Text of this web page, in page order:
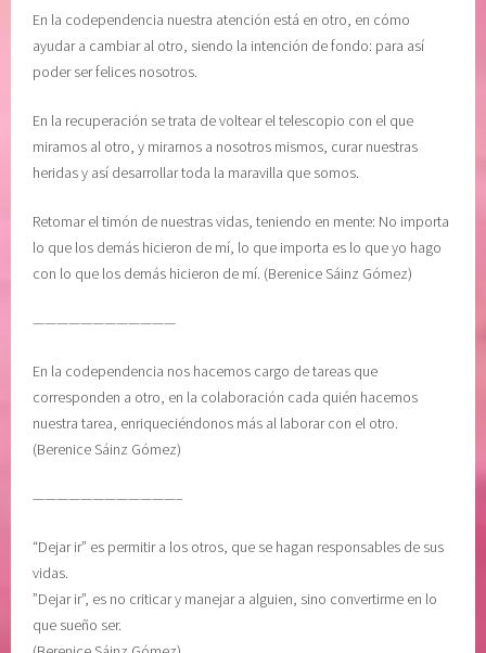
En la codependencia nuestra atención está en otro, en cómo
ayudar a cambiar al otro, siendo la intención de fondo: para así
poder ser felices nosotros.
En la recuperación se trata de voltear el telescopio con el que
miramos al otro, y mirarnos a nosotros mismos, curar nuestras
heridas y así desarrollar toda la maravilla que somos.
Retomar el timón de nuestras vidas, teniendo en mente: No importa
lo que los demás hicieron de mí, lo que importa es lo que yo hago
con lo que los demás hicieron de mí. (Berenice Sáinz Gómez)
————————————
En la codependencia nos hacemos cargo de tareas que
corresponden a otro, en la colaboración cada quién hacemos
nuestra tarea, enriqueciéndonos más al laborar con el otro.
(Berenice Sáinz Gómez)
————————————–
“Dejar ir” es permitir a los otros, que se hagan responsables de sus
vidas.
”Dejar ir”, es no criticar y manejar a alguien, sino convertirme en lo
que sueño ser.